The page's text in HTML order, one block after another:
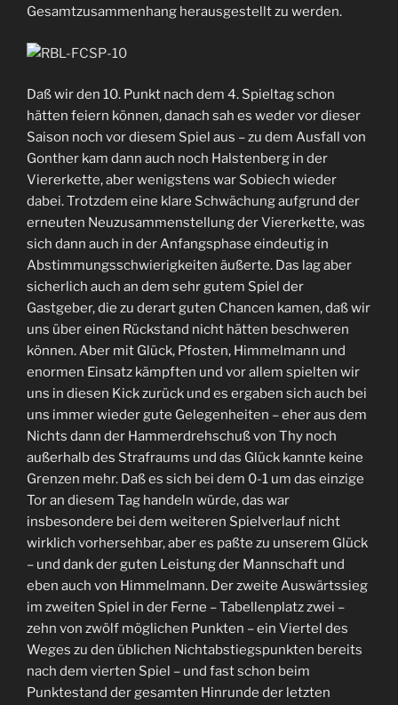
Gesamtzusammenhang herausgestellt zu werden.
Daß wir den 10. Punkt nach dem 4. Spieltag schon
hätten feiern können, danach sah es weder vor dieser
Saison noch vor diesem Spiel aus – zu dem Ausfall von
Gonther kam dann auch noch Halstenberg in der
Viererkette, aber wenigstens war Sobiech wieder
dabei. Trotzdem eine klare Schwächung aufgrund der
erneuten Neuzusammenstellung der Viererkette, was
sich dann auch in der Anfangsphase eindeutig in
Abstimmungsschwierigkeiten äußerte. Das lag aber
sicherlich auch an dem sehr gutem Spiel der
Gastgeber, die zu derart guten Chancen kamen, daß wir
uns über einen Rückstand nicht hätten beschweren
können. Aber mit Glück, Pfosten, Himmelmann und
enormen Einsatz kämpften und vor allem spielten wir
uns in diesen Kick zurück und es ergaben sich auch bei
uns immer wieder gute Gelegenheiten – eher aus dem
Nichts dann der Hammerdrehschuß von Thy noch
außerhalb des Strafraums und das Glück kannte keine
Grenzen mehr. Daß es sich bei dem 0-1 um das einzige
Tor an diesem Tag handeln würde, das war
insbesondere bei dem weiteren Spielverlauf nicht
wirklich vorhersehbar, aber es paßte zu unserem Glück
– und dank der guten Leistung der Mannschaft und
eben auch von Himmelmann. Der zweite Auswärtssieg
im zweiten Spiel in der Ferne – Tabellenplatz zwei –
zehn von zwölf möglichen Punkten – ein Viertel des
Weges zu den üblichen Nichtabstiegspunkten bereits
nach dem vierten Spiel – und fast schon beim
Punktestand der gesamten Hinrunde der letzten